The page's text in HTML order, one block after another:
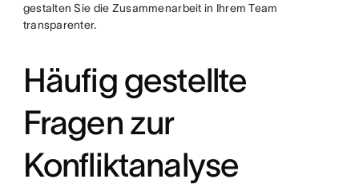
gestalten Sie die Zusammenarbeit in Ihrem Team
transparenter.
Häufig gestellte
Fragen zur
Konfliktanalyse